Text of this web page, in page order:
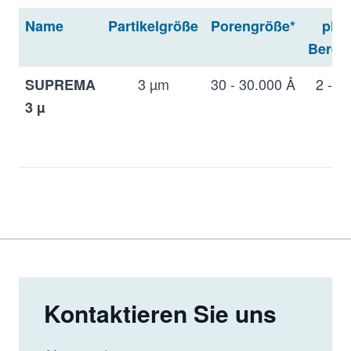
Å
Porengröße vorhanden
Name Partikelgröße Porengröße*
pH-
SUPREMA
3 µ
3 µm 30 - 30.000 Å 2 - 12
10 µKontaktieren Sie uns